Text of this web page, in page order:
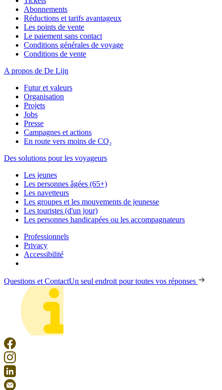
Abonnements
Réductions et tarifs avantageux
Les points de vente
Le paiement sans contact
Conditions générales de voyage
Conditions de vente
A propos de De Lijn
Futur et valeurs
Organisation
Projets
Jobs
Presse
Campagnes et actions
En route vers moins de CO₂
Des solutions pour les voyageurs
Les jeunes
Les personnes âgées (65+)
Les navetteurs
Les groupes et les mouvements de jeunesse
Les touristes (d'un jour)
Les personnes handicapées ou les accompagnateurs
Professionnels
Privacy
Accessibilité
Questions et ContactUn seul endroit pour toutes vos réponses